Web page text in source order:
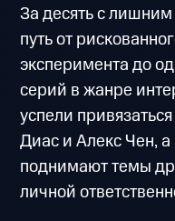
За десять с
путь от
эксперимента до
серий в жанре
успели
Диас и Алекс Чен,
поднимают темы
личной